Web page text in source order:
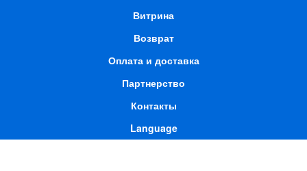
Витрина
Возврат
Оплата и доставка
Партнерство
Контакты
Language